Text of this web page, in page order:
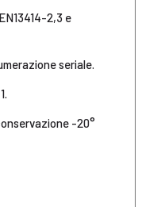
2,3 e
seriale.
-20°